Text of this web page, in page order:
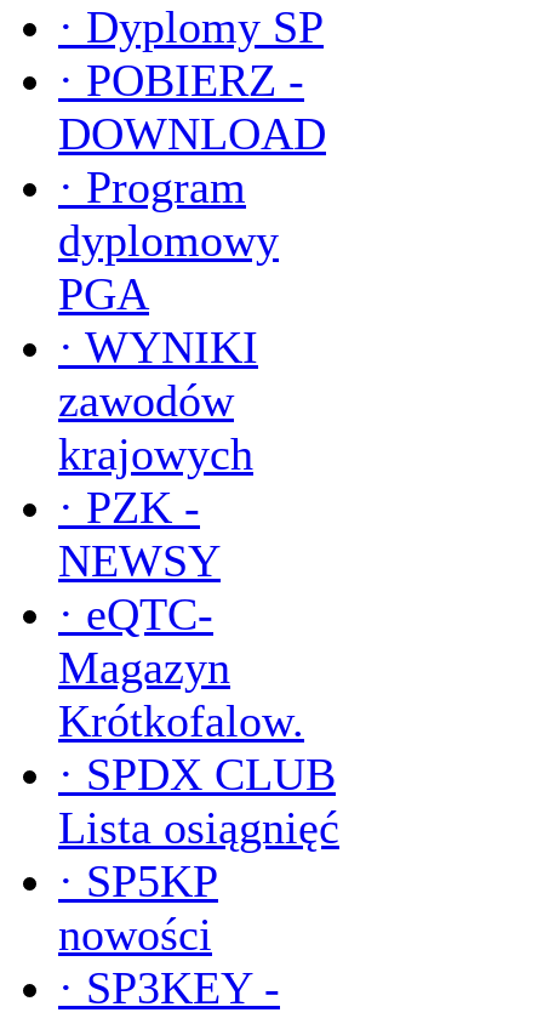
· Dyplomy SP
· POBIERZ -
DOWNLOAD
· Program
dyplomowy
PGA
· WYNIKI
zawodów
krajowych
· PZK -
NEWSY
· eQTC-
Magazyn
Krótkofalow.
· SPDX CLUB
Lista osiągnięć
· SP5KP
nowości
· SP3KEY -